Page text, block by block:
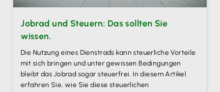
Jobrad und Steuern: Das sollten Sie
wissen.
Die Nutzung eines Dienstrads kann steuerliche Vorteile
mit sich bringen und unter gewissen Bedingungen
bleibt das Jobrad sogar steuerfrei. In diesem Artikel
erfahren Sie, wie Sie diese steuerlichen